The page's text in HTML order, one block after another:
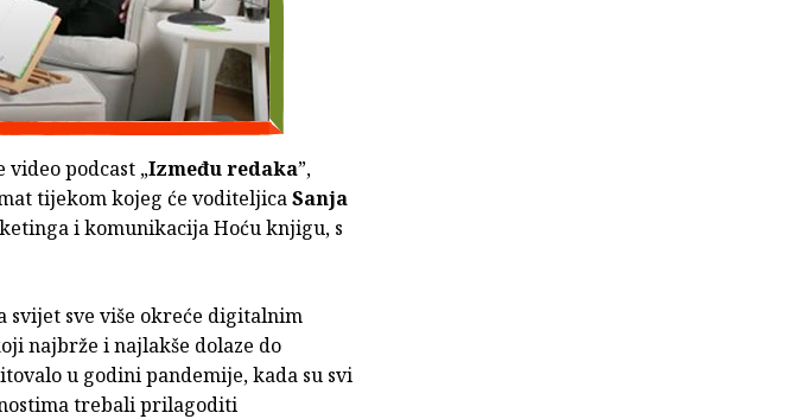
podcast „Između redaka”,
tijekom kojeg će voditeljicaSanja
i komunikacija Hoću knjigu, s
svijet sve više okreće digitalnim
najbrže i najlakše dolaze do
u godini pandemije, kada su svi
trebali prilagoditi